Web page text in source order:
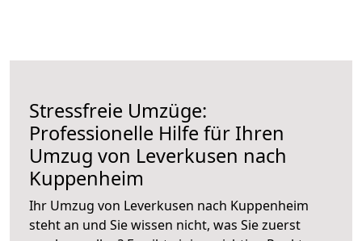
Stressfreie Umzüge:
Professionelle Hilfe für Ihren
Umzug von Leverkusen nach
Kuppenheim
Ihr Umzug von Leverkusen nach Kuppenheim
steht an und Sie wissen nicht, was Sie zuerst